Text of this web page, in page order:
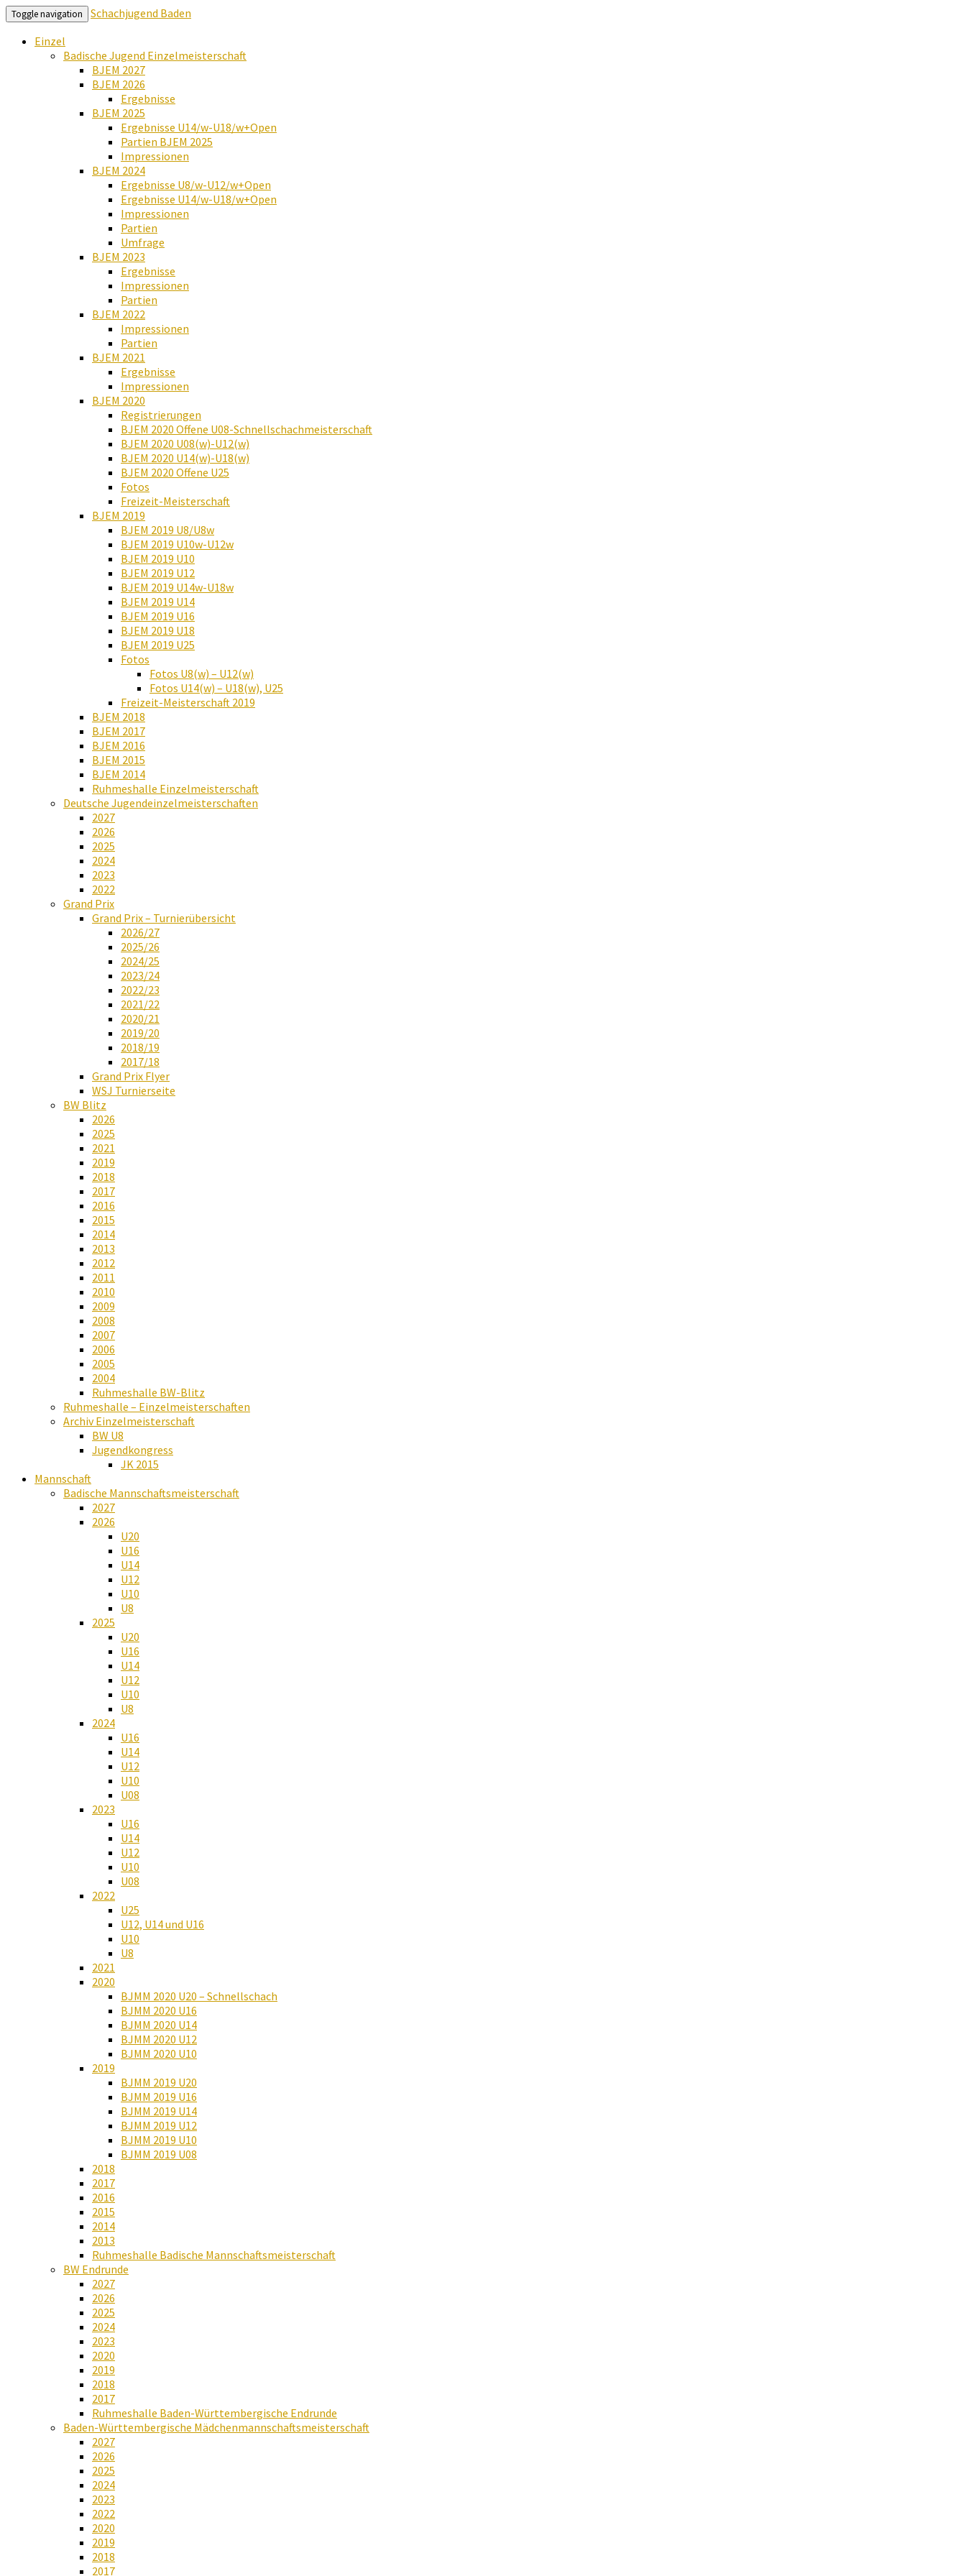
Toggle navigation
Schachjugend Baden
Einzel
Badische Jugend Einzelmeisterschaft
BJEM 2027
BJEM 2026
Ergebnisse
BJEM 2025
Ergebnisse U14/w-U18/w+Open
Partien BJEM 2025
Impressionen
BJEM 2024
Ergebnisse U8/w-U12/w+Open
Ergebnisse U14/w-U18/w+Open
Impressionen
Partien
Umfrage
BJEM 2023
Ergebnisse
Impressionen
Partien
BJEM 2022
Impressionen
Partien
BJEM 2021
Ergebnisse
Impressionen
BJEM 2020
Registrierungen
BJEM 2020 Offene U08-Schnellschachmeisterschaft
BJEM 2020 U08(w)-U12(w)
BJEM 2020 U14(w)-U18(w)
BJEM 2020 Offene U25
Fotos
Freizeit-Meisterschaft
BJEM 2019
BJEM 2019 U8/U8w
BJEM 2019 U10w-U12w
BJEM 2019 U10
BJEM 2019 U12
BJEM 2019 U14w-U18w
BJEM 2019 U14
BJEM 2019 U16
BJEM 2019 U18
BJEM 2019 U25
Fotos
Fotos U8(w) – U12(w)
Fotos U14(w) – U18(w), U25
Freizeit-Meisterschaft 2019
BJEM 2018
BJEM 2017
BJEM 2016
BJEM 2015
BJEM 2014
Ruhmeshalle Einzelmeisterschaft
Deutsche Jugendeinzelmeisterschaften
2027
2026
2025
2024
2023
2022
Grand Prix
Grand Prix – Turnierübersicht
2026/27
2025/26
2024/25
2023/24
2022/23
2021/22
2020/21
2019/20
2018/19
2017/18
Grand Prix Flyer
WSJ Turnierseite
BW Blitz
2026
2025
2021
2019
2018
2017
2016
2015
2014
2013
2012
2011
2010
2009
2008
2007
2006
2005
2004
Ruhmeshalle BW-Blitz
Ruhmeshalle – Einzelmeisterschaften
Archiv Einzelmeisterschaft
BW U8
Jugendkongress
JK 2015
Mannschaft
Badische Mannschaftsmeisterschaft
2027
2026
U20
U16
U14
U12
U10
U8
2025
U20
U16
U14
U12
U10
U8
2024
U16
U14
U12
U10
U08
2023
U16
U14
U12
U10
U08
2022
U25
U12, U14 und U16
U10
U8
2021
2020
BJMM 2020 U20 – Schnellschach
BJMM 2020 U16
BJMM 2020 U14
BJMM 2020 U12
BJMM 2020 U10
2019
BJMM 2019 U20
BJMM 2019 U16
BJMM 2019 U14
BJMM 2019 U12
BJMM 2019 U10
BJMM 2019 U08
2018
2017
2016
2015
2014
2013
Ruhmeshalle Badische Mannschaftsmeisterschaft
BW Endrunde
2027
2026
2025
2024
2023
2020
2019
2018
2017
Ruhmeshalle Baden-Württembergische Endrunde
Baden-Württembergische Mädchenmannschaftsmeisterschaft
2027
2026
2025
2024
2023
2022
2020
2019
2018
2017